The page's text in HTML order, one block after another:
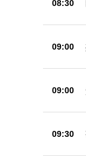
08:30
09:00
09:00
09:30